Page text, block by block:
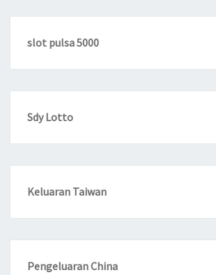
slot pulsa 5000
Sdy Lotto
Keluaran Taiwan
Pengeluaran China